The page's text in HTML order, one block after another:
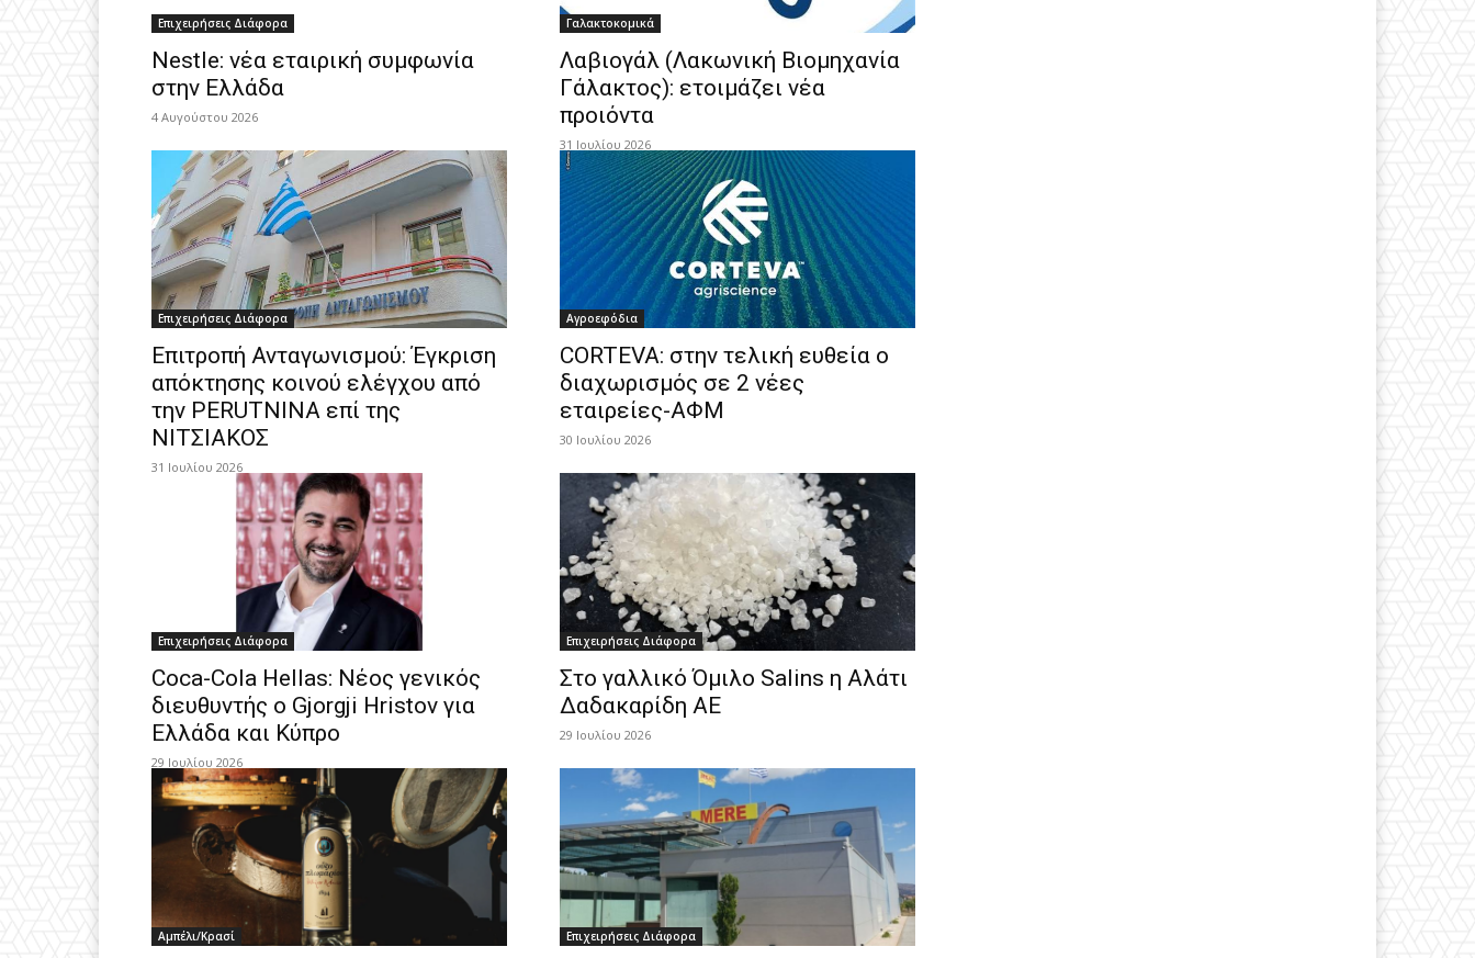
Επιχειρήσεις Διάφορα
Nestle: νέα εταιρική συμφωνία
στην Ελλάδα
4 Αυγούστου 2026
Γαλακτοκομικά
Λαβιογάλ (Λακωνική Βιομηχανία
Γάλακτος): ετοιμάζει νέα
προιόντα
31 Ιουλίου 2026
Επιχειρήσεις Διάφορα
Επιτροπή Ανταγωνισμού: Έγκριση
απόκτησης κοινού ελέγχου από
την PERUTNINA επί της
ΝΙΤΣΙΑΚΟΣ
31 Ιουλίου 2026
Αγροεφόδια
CORTEVA: στην τελική ευθεία ο
διαχωρισμός σε 2 νέες
εταιρείες-ΑΦΜ
30 Ιουλίου 2026
Επιχειρήσεις Διάφορα
Coca-Cola Hellas: Νέος γενικός
διευθυντής ο Gjorgji Hristov για
Ελλάδα και Κύπρο
29 Ιουλίου 2026
Επιχειρήσεις Διάφορα
Στο γαλλικό Όμιλο Salins η Αλάτι
Δαδακαρίδη ΑΕ
29 Ιουλίου 2026
Αμπέλι/Κρασί Επιχειρήσεις Διάφορα